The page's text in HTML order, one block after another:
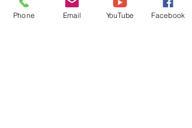
Phone Email YouTube Facebook